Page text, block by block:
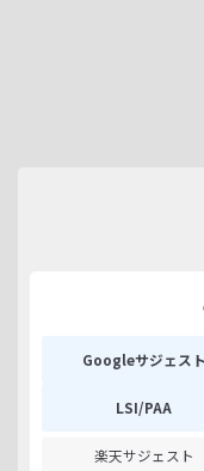
Googleサジェスト
LSI/PAA
楽天サジェスト